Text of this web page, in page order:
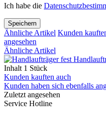
Ich habe die
Speichern
Ähnliche Artikel Kunden
angesehen
Ähnliche Artikel
Inhalt 1 Stück
Kunden kauften auch
Kunden haben sich ebenfalls
Zuletzt angesehen
Service Hotline